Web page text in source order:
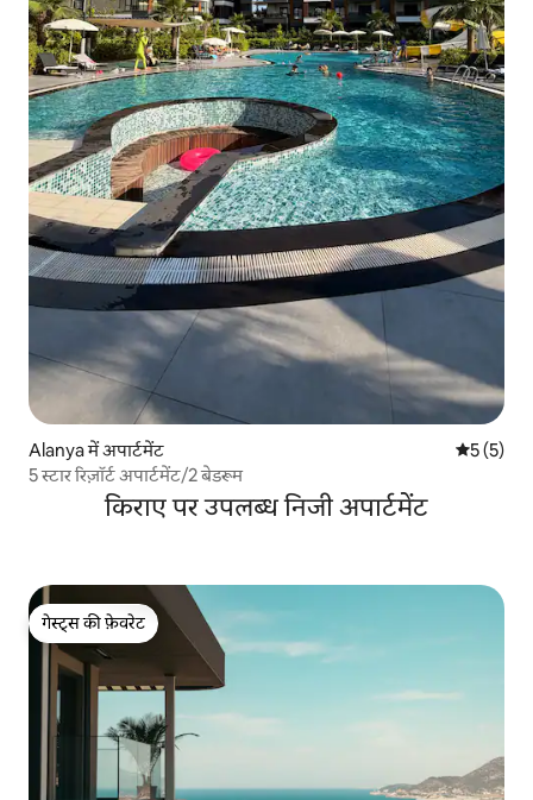
Alanya में अपार्टमेंट औसत रेटिंग
5 (5)
5 स्टार रिज़ॉर्ट अपार्टमेंट/2 बेडरूम
किराए पर उपलब्ध निजी अपार्टमेंट
गेस्ट्स की फ़ेवरेट
गेस्ट्स की फ़ेवरेट